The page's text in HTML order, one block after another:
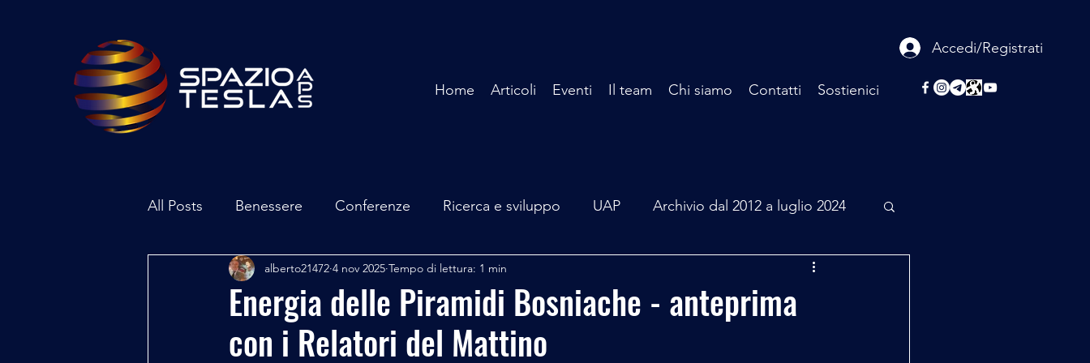
Accedi/Registrati
Home Articoli Eventi Il team Chi siamo Contatti Sostienici
All Posts Benessere Conferenze Ricerca e sviluppo UAP Archivio dal 2012 a luglio 2024
Ambiente Inchieste - Interviste Mare Mediterraneo
Archeoastronomia Attualità Spazio - Astronomia
Energia delle Piramidi Bosniache - anteprima
con i Relatori del Mattino
alberto21472 4 nov 2025 Tempo di lettura: 1 min